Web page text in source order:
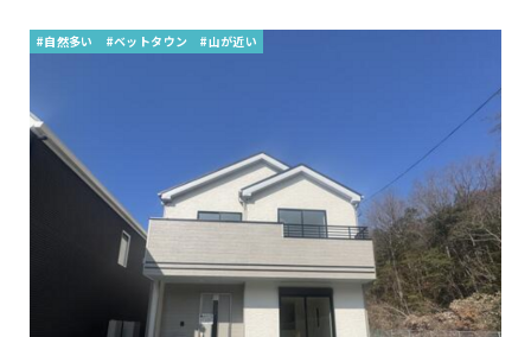
#自然多い #ベットタウン #山が近い